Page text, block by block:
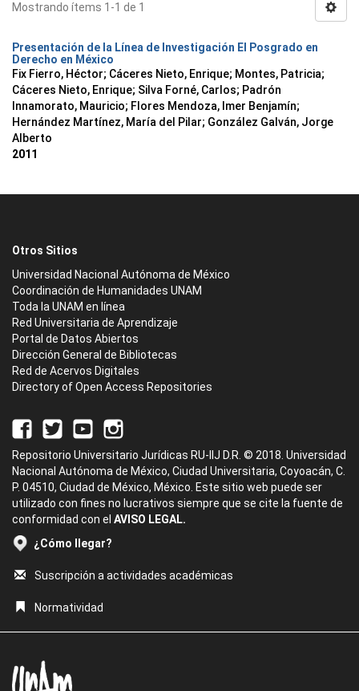
Mostrando ítems 1-1 de 1
Presentación de la Línea de Investigación El Posgrado en
Derecho en México
Fix Fierro, Héctor; Cáceres Nieto, Enrique; Montes, Patricia;
Cáceres Nieto, Enrique; Silva Forné, Carlos; Padrón
Innamorato, Mauricio; Flores Mendoza, Imer Benjamín;
Hernández Martínez, María del Pilar; González Galván, Jorge
Alberto
2011
Otros Sitios
Universidad Nacional Autónoma de México
Coordinación de Humanidades UNAM
Toda la UNAM en línea
Red Universitaria de Aprendizaje
Portal de Datos Abiertos
Dirección General de Bibliotecas
Red de Acervos Digitales
Directory of Open Access Repositories
Repositorio Universitario Jurídicas RU-IIJ D.R. © 2018. Universidad
Nacional Autónoma de México, Ciudad Universitaria, Coyoacán, C.
P. 04510, Ciudad de México, México. Este sitio web puede ser
utilizado con fines no lucrativos siempre que se cite la fuente de
conformidad con el AVISO LEGAL.
¿Cómo llegar?
Suscripción a actividades académicas
Normatividad